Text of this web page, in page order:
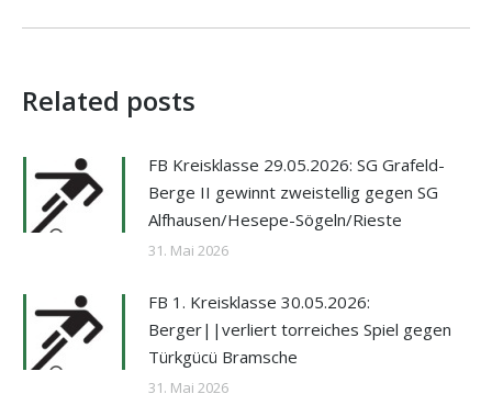
Related posts
FB Kreisklasse 29.05.2026: SG Grafeld-
Berge II gewinnt zweistellig gegen SG
Alfhausen/Hesepe-Sögeln/Rieste
31. Mai 2026
FB 1. Kreisklasse 30.05.2026:
Berger||verliert torreiches Spiel gegen
Türkgücü Bramsche
31. Mai 2026